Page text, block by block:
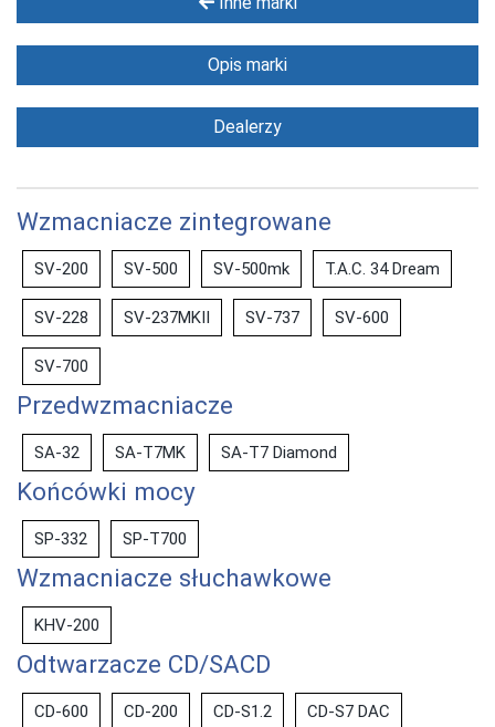
Opis marki
Dealerzy
Wzmacniacze zintegrowane
SV-200 SV-500 SV-500mk T.A.C. 34 Dream
SV-228 SV-237MKII SV-737 SV-600
SV-700
Przedwzmacniacze
SA-32 SA-T7MK SA-T7 Diamond
Końcówki mocy
SP-332 SP-T700
Wzmacniacze słuchawkowe
KHV-200
Odtwarzacze CD/SACD
CD-600 CD-200 CD-S1.2 CD-S7 DAC